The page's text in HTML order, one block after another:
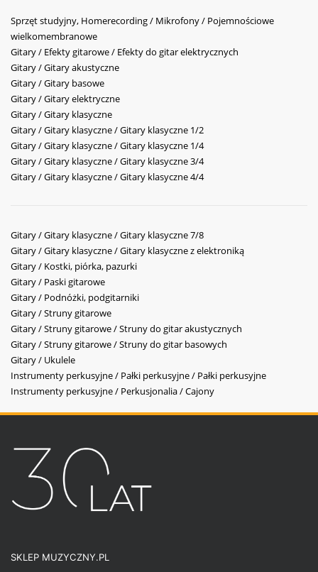
Sprzęt studyjny, Homerecording / Mikrofony / Pojemnościowe
wielkomembranowe
Gitary / Efekty gitarowe / Efekty do gitar elektrycznych
Gitary / Gitary akustyczne
Gitary / Gitary basowe
Gitary / Gitary elektryczne
Gitary / Gitary klasyczne
Gitary / Gitary klasyczne / Gitary klasyczne 1/2
Gitary / Gitary klasyczne / Gitary klasyczne 1/4
Gitary / Gitary klasyczne / Gitary klasyczne 3/4
Gitary / Gitary klasyczne / Gitary klasyczne 4/4
Gitary / Gitary klasyczne / Gitary klasyczne 7/8
Gitary / Gitary klasyczne / Gitary klasyczne z elektroniką
Gitary / Kostki, piórka, pazurki
Gitary / Paski gitarowe
Gitary / Podnóżki, podgitarniki
Gitary / Struny gitarowe
Gitary / Struny gitarowe / Struny do gitar akustycznych
Gitary / Struny gitarowe / Struny do gitar basowych
Gitary / Ukulele
Instrumenty perkusyjne / Pałki perkusyjne / Pałki perkusyjne
Instrumenty perkusyjne / Perkusjonalia / Cajony
SKLEP MUZYCZNY.PL